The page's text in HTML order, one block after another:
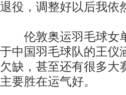
退役，调整好以后我依
伦敦奥运羽毛球女单
于中国羽毛球队的王仪
欠缺，甚至还有很多大
主要胜在运气好。